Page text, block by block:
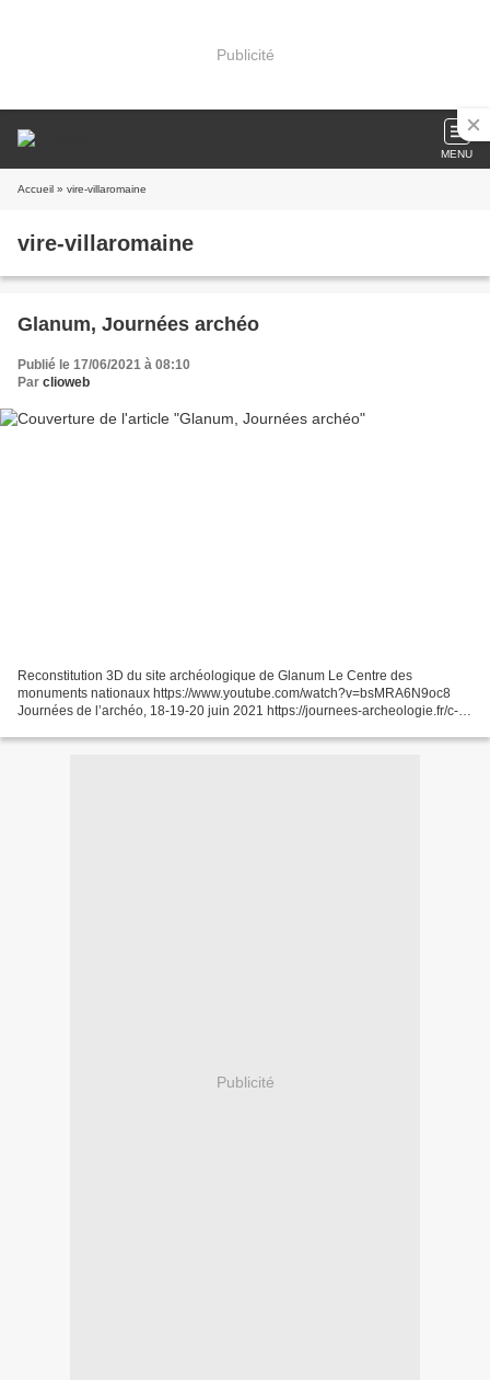
Publicité
MENU
Accueil » vire-villaromaine
vire-villaromaine
Glanum, Journées archéo
Publié le 17/06/2021 à 08:10
Par clioweb
Reconstitution 3D du site archéologique de Glanum Le Centre des
monuments nationaux https://www.youtube.com/watch?v=bsMRA6N9oc8
Journées de l’archéo, 18-19-20 juin 2021 https://journees-archeologie.fr/c-
Publicité